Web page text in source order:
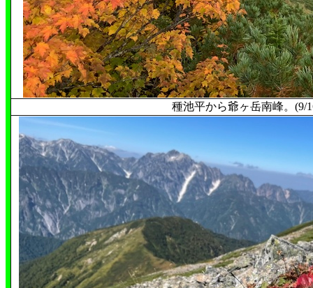
種池平から爺ヶ岳南峰。(9/